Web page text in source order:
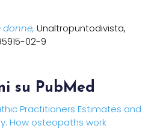
donne, Unaltropuntodivista,
02-9
su PubMed
Practitioners Estimates and
How osteopaths work